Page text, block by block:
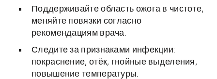
Поддерживайте область ожога в чистоте,
меняйте повязки согласно
рекомендациям врача.
Следите за признаками инфекции:
покраснение, отёк, гнойные выделения,
повышение температуры.